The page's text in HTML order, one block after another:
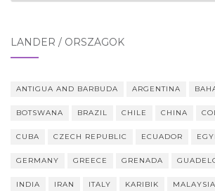
LÄNDER / ORSZÁGOK
ANTIGUA AND BARBUDA ARGENTINA
BOTSWANA BRAZIL CHILE CHINA
CUBA CZECH REPUBLIC ECUADOR
GERMANY GREECE GRENADA
INDIA IRAN ITALY KARIBIK MALAYSIA